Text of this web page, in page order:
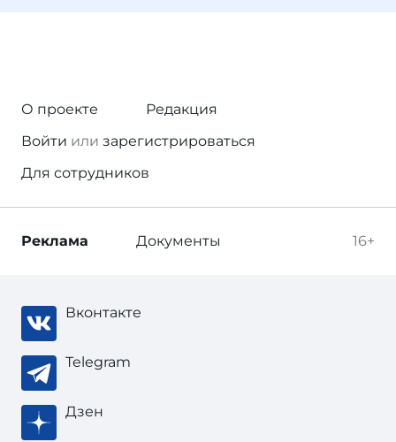
О проекте
Редакция
Войти или зарегистрироваться
Для сотрудников
16+
Реклама Документы
Вконтакте
Telegram
Дзен